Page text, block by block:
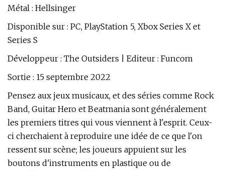
Métal : Hellsinger
Disponible sur : PC, PlayStation 5, Xbox Series X et
Series S
Développeur : The Outsiders | Editeur : Funcom
Sortie : 15 septembre 2022
Pensez aux jeux musicaux, et des séries comme Rock
Band, Guitar Hero et Beatmania sont généralement
les premiers titres qui vous viennent à l'esprit. Ceux-
ci cherchaient à reproduire une idée de ce que l'on
ressent sur scène; les joueurs appuient sur les
boutons d'instruments en plastique ou de